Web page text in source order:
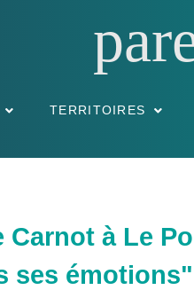
TERRITOIRES
Carnot à Le
ses